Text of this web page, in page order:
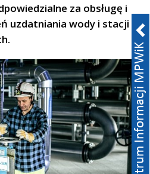
za obsługę i
uzdatniania wody i stacji